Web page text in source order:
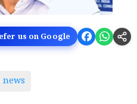
us on Google
news